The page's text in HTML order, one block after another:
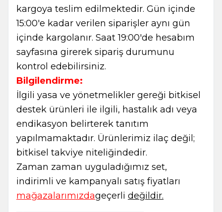
kargoya teslim edilmektedir. Gün içinde
15:00'e kadar verilen siparişler aynı gün
içinde kargolanır. Saat 19:00'de hesabım
sayfasına girerek sipariş durumunu
kontrol edebilirsiniz.
Bilgilendirme:
İlgili yasa ve yönetmelikler gereği bitkisel
destek ürünleri ile ilgili, hastalık adı veya
endikasyon belirterek tanıtım
yapılmamaktadır. Ürünlerimiz ilaç değil;
bitkisel takviye niteliğindedir.
Zaman zaman uyguladığımız set,
indirimli ve kampanyalı satış fiyatları
mağazalarımızdageçerli değildir.